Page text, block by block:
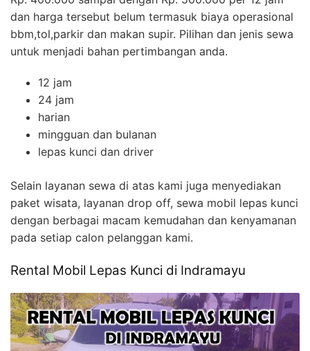
dan harga tersebut belum termasuk biaya operasional
bbm,tol,parkir dan makan supir. Pilihan dan jenis sewa
untuk menjadi bahan pertimbangan anda.
12 jam
24 jam
harian
mingguan dan bulanan
lepas kunci dan driver
Selain layanan sewa di atas kami juga menyediakan
paket wisata, layanan drop off, sewa mobil lepas kunci
dengan berbagai macam kemudahan dan kenyamanan
pada setiap calon pelanggan kami.
Rental Mobil Lepas Kunci di Indramayu